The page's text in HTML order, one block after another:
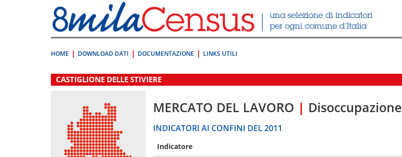
direttamente
a:
Contenuto
HOME DOWNLOAD DATI DOCUMENTAZIONE LINKS UTILI
.
CASTIGLIONE DELLE STIVIERE
MERCATO DEL LAVORO | Disoccupazione
INDICATORI AI CONFINI DEL 2011
Indicatore